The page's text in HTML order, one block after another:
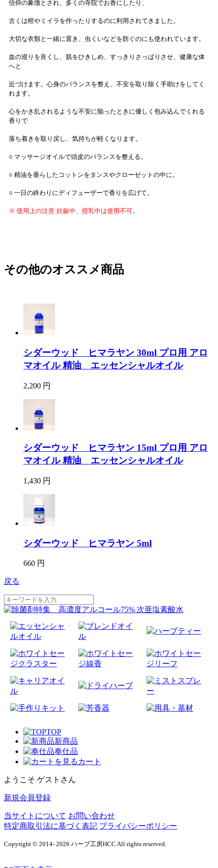
信仰の象徴とされ、多くの寺院でお香にしたり、
古くは棺やミイラを作ったりするのに利用されてきました。
大切な衣類と一緒に置き、虫くいなどを防ぐのにも使われています。
血の巡りを良くし、肌をひきしめ、すっきりさっぱりさせ、健康な体
へと
近づけます。心身のバランスを整え、不安を取り除く手助けをしてく
れます。
心をかき乱されるような不安に陥ったときに優しく包み込んでくれる
香りで
落ち着きを取り戻し、気持ちが軽くなります。
○ マッサージオイルで頭皮のバランスを整える。
○ 精油を垂らしたコットンをタンスやクローゼットの中に。
○ 一日の終わりにディフューザーで香りを広げて。
※ 使用上の注意:妊娠中、授乳中は使用不可。
その他のオススメ商品
シダーウッド ヒマラヤン 30ml プロ用 アロ
マオイル 精油 エッセンシャルオイル
2,200 円
シダーウッド ヒマラヤン 15ml プロ用 アロ
マオイル 精油 エッセンシャルオイル
1,430 円
シダーウッド ヒマラヤン 5ml
660 円
戻る
TOP
新商品
奉仕品
カート
ようこそ ゲストさん
新規会員登録
当サイトについて お問い合わせ
特定商取引法に基づく表記 プライバシーポリシー
Copyright © 2014- 2026 ハーブ工房HCC All rights reserved.